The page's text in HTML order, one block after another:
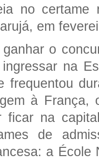
no certame
em
o
na
frequentou
à França,
ficar na
de
a École